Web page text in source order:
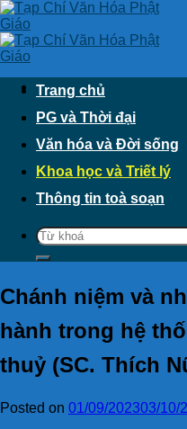
Skip
to
content
Trang chủ
PG và Thời đại
Văn hóa và Đời sống
Khoa học và Triết lý
Thông tin toà soạn
Chánh niệm và
hành trong hệ
thuỷ (SC. Thích
Posted on 01/09/202303/10/